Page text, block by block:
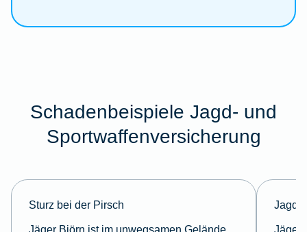
Schadenbeispiele Jagd- und
Sportwaffenversicherung
Sturz bei der Pirsch
Jäger Björn ist im unwegsamen Gelände
Jäger